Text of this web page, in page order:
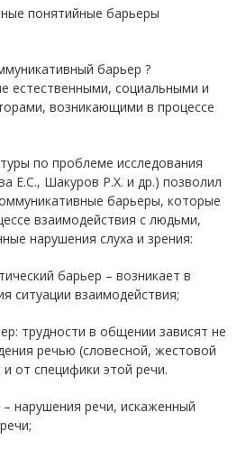
понятийные барьеры
барьер ?
естественными, социальными и
возникающими в процессе
по проблеме исследования
Е.С., Шакуров Р.Х. и др.) позволил
барьеры, которые
взаимодействия с людьми,
нарушения слуха и зрения:
барьер – возникает в
ситуации взаимодействия;
трудности в общении зависят не
речью (словесной, жестовой
от специфики этой речи.
нарушения речи, искаженный